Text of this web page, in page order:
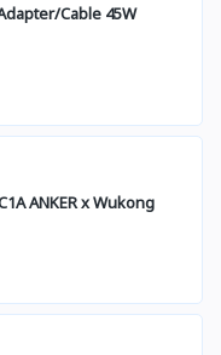
Cable 45W
ANKER x Wukong